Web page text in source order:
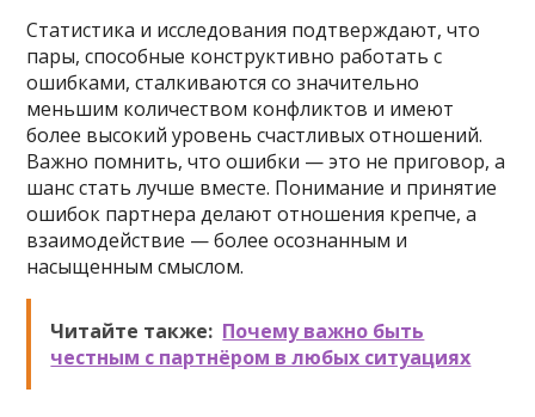
Статистика и исследования подтверждают, что
пары, способные конструктивно работать с
ошибками, сталкиваются со значительно
меньшим количеством конфликтов и имеют
более высокий уровень счастливых отношений.
Важно помнить, что ошибки — это не приговор, а
шанс стать лучше вместе. Понимание и принятие
ошибок партнера делают отношения крепче, а
взаимодействие — более осознанным и
насыщенным смыслом.
Читайте также: Почему важно быть
честным с партнёром в любых ситуациях